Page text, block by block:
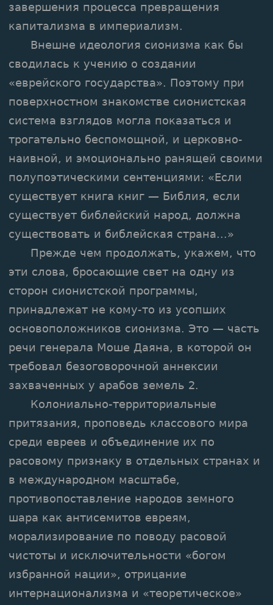
завершения процесса превращения
капитализма в империализм.
Внешне идеология сионизма как бы
сводилась к учению о создании
«еврейского государства». Поэтому при
поверхностном знакомстве сионистская
система взглядов могла показаться и
трогательно беспомощной, и церковно-
наивной, и эмоционально ранящей своими
полупоэтическими сентенциями: «Если
существует книга книг — Библия, если
существует библейский народ, должна
существовать и библейская страна...»
Прежде чем продолжать, укажем, что
эти слова, бросающие свет на одну из
сторон сионистской программы,
принадлежат не кому-то из усопших
основоположников сионизма. Это — часть
речи генерала Моше Даяна, в которой он
требовал безоговорочной аннексии
захваченных у арабов земель 2.
Колониально-территориальные
притязания, проповедь классового мира
среди евреев и объединение их по
расовому признаку в отдельных странах и
в международном масштабе,
противопоставление народов земного
шара как антисемитов евреям,
морализирование по поводу расовой
чистоты и исключительности «богом
избранной нации», отрицание
интернационализма и «теоретическое»